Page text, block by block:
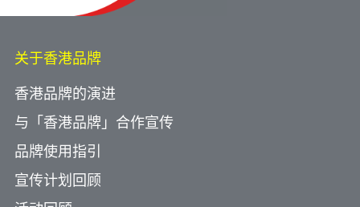
关于香港品牌
香港品牌的演进
与「香港品牌」合作宣传
品牌使用指引
宣传计划回顾